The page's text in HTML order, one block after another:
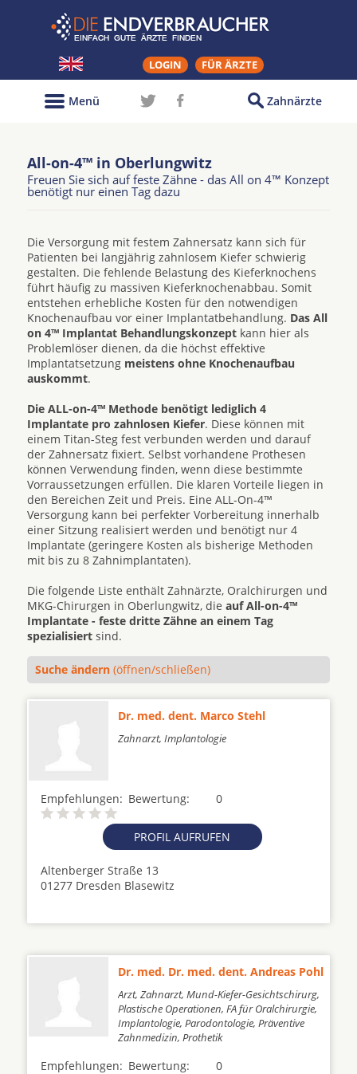
LOGIN FÜR ÄRZTE
Zahnärzte
Menü
All-on-4™ in Oberlungwitz
Freuen Sie sich auf feste Zähne - das All on 4™ Konzept
benötigt nur einen Tag dazu
Die Versorgung mit festem Zahnersatz kann sich für
Patienten bei langjährig zahnlosem Kiefer schwierig
gestalten. Die fehlende Belastung des Kieferknochens
führt häufig zu massiven Kieferknochenabbau. Somit
entstehen erhebliche Kosten für den notwendigen
Knochenaufbau vor einer Implantatbehandlung. Das All
on 4™ Implantat Behandlungskonzept kann hier als
Problemlöser dienen, da die höchst effektive
Implantatsetzung meistens ohne Knochenaufbau
auskommt.
Die ALL-on-4™ Methode benötigt lediglich 4
Implantate pro zahnlosen Kiefer. Diese können mit
einem Titan-Steg fest verbunden werden und darauf
der Zahnersatz fixiert. Selbst vorhandene Prothesen
können Verwendung finden, wenn diese bestimmte
Vorraussetzungen erfüllen. Die klaren Vorteile liegen in
den Bereichen Zeit und Preis. Eine ALL-On-4™
Versorgung kann bei perfekter Vorbereitung innerhalb
einer Sitzung realisiert werden und benötigt nur 4
Implantate (geringere Kosten als bisherige Methoden
mit bis zu 8 Zahnimplantaten).
Die folgende Liste enthält Zahnärzte, Oralchirurgen und
MKG-Chirurgen in Oberlungwitz, die auf All-on-4™
Implantate - feste dritte Zähne an einem Tag
spezialisiert sind.
Suche ändern (öffnen/schließen)
Dr. med. dent. Marco Stehl
Zahnarzt, Implantologie
Empfehlungen: 0
Bewertung:
PROFIL AUFRUFEN
Altenberger Straße 13
01277 Dresden Blasewitz
Dr. med. Dr. med. dent. Andreas Pohl
Arzt, Zahnarzt, Mund-Kiefer-Gesichtschirurg,
Plastische Operationen, FA für Oralchirurgie,
Implantologie, Parodontologie, Präventive
Zahnmedizin, Prothetik
Empfehlungen: 0
Bewertung: